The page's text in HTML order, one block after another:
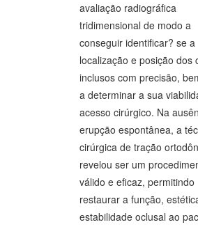
avaliação radiográfica
tridimensional de modo a
conseguir identificar? se a
localização e posição dos
inclusos com precisão,
a determinar a sua
acesso cirúrgico. Na
erupção espontânea, a
cirúrgica de tração
revelou ser um
válido e eficaz, permitindo
restaurar a função,
estabilidade oclusal ao